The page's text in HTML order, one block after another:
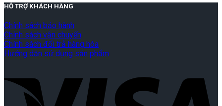
HỖ TRỢ KHÁCH HÀNG
Chính sách bảo hành
Chính sách vận chuyển
Chính sách đổi trả hàng hóa
Hướng dẫn sử dụng sản phẩm